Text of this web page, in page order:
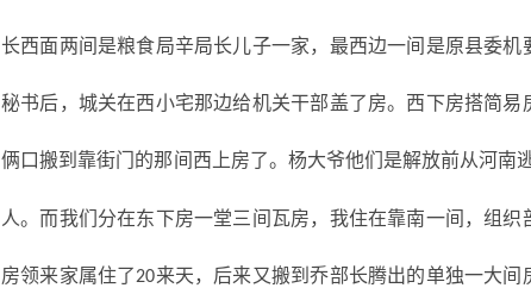
长西面两间是粮食局辛局长儿子一家，最西边一间是原县委
秘书后，城关在西小宅那边给机关干部盖了房。西下房搭简
俩口搬到靠街门的那间西上房了。杨大爷他们是解放前从河
人。而我们分在东下房一堂三间瓦房，我住在靠南一间，组
房领来家属住了20来天，后来又搬到乔部长腾出的单独一大